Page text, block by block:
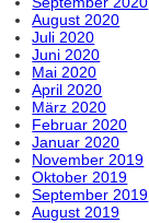
August 2020
Juli 2020
Juni 2020
Mai 2020
April 2020
März 2020
Februar 2020
Januar 2020
November 2019
Oktober 2019
September 2019
August 2019